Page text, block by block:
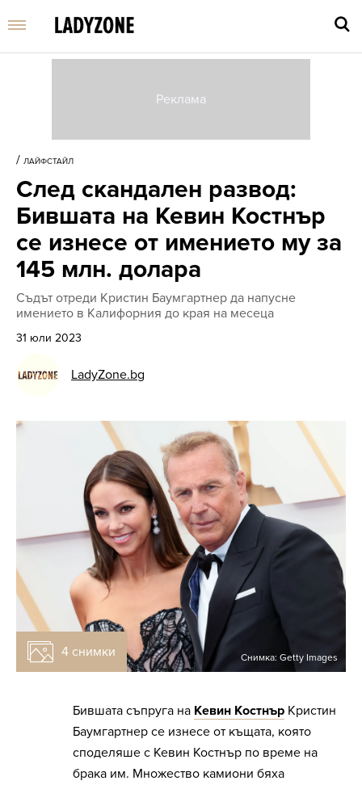
/ ЛАЙФСТАЙЛ
След скандален развод:
Бившата на Кевин Костнър
се изнесе от имението му за
145 млн. долара
Съдът отреди Кристин Баумгартнер да напусне
имението в Калифорния до края на месеца
31 юли 2023
LadyZone.bg
4 снимки Снимка: Getty Images
Бившата съпруга на Кевин Костнър Кристин
Баумгартнер се изнесе от къщата, която
споделяше с Кевин Костнър по време на
брака им. Множество камиони бяха